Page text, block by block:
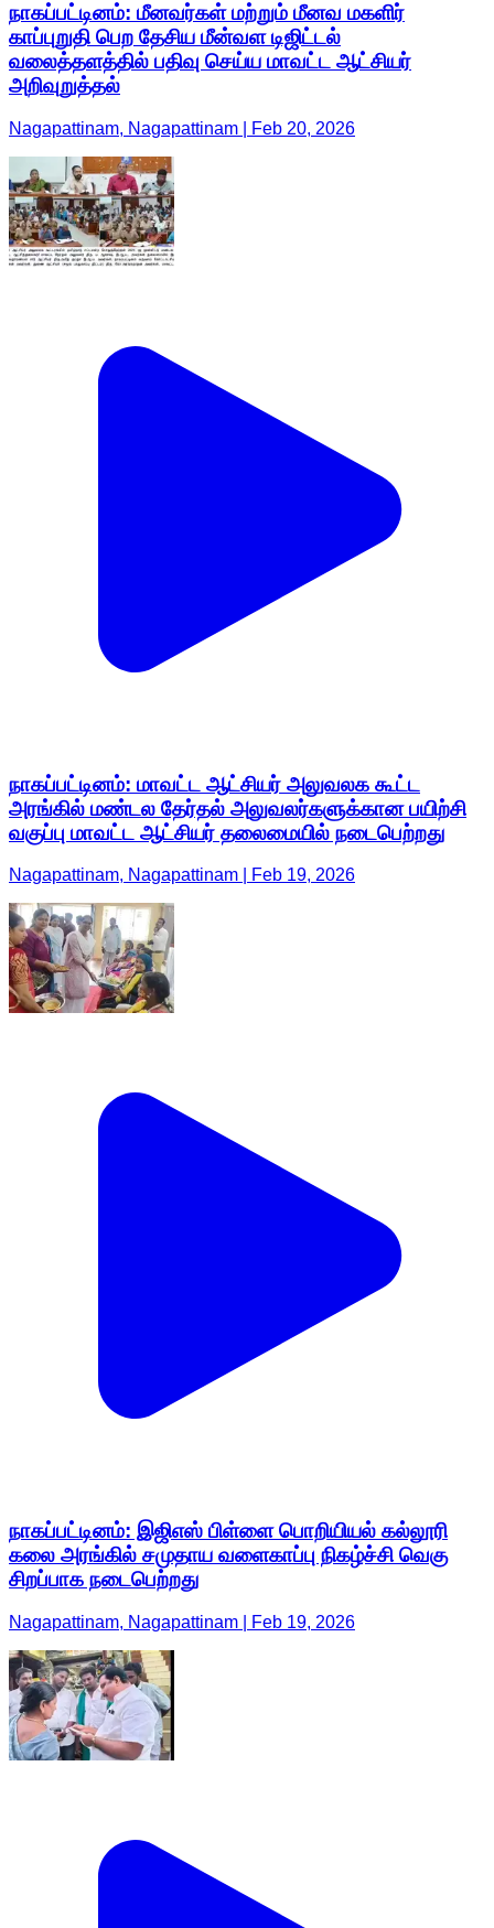
நாகப்பட்டினம்: மீனவர்கள் மற்றும் மீனவ மகளிர்
காப்புறுதி பெற தேசிய மீன்வள டிஜிட்டல்
வலைத்தளத்தில் பதிவு செய்ய மாவட்ட ஆட்சியர்
அறிவுறுத்தல்
Nagapattinam, Nagapattinam | Feb 20, 2026
நாகப்பட்டினம்: மாவட்ட ஆட்சியர் அலுவலக கூட்ட
அரங்கில் மண்டல தேர்தல் அலுவலர்களுக்கான பயிற்சி
வகுப்பு மாவட்ட ஆட்சியர் தலைமையில் நடைபெற்றது
Nagapattinam, Nagapattinam | Feb 19, 2026
நாகப்பட்டினம்: இஜிஎஸ் பிள்ளை பொறியியல் கல்லூரி
கலை அரங்கில் சமுதாய வளைகாப்பு நிகழ்ச்சி வெகு
சிறப்பாக நடைபெற்றது
Nagapattinam, Nagapattinam | Feb 19, 2026